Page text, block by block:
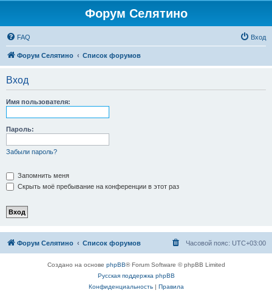
Форум Селятино
FAQ Вход
Форум Селятино Список форумов
Вход
Имя пользователя:
Пароль:
Забыли пароль?
Запомнить меня
Скрыть моё пребывание на конференции в этот раз
Форум Селятино Список форумов Часовой пояс: UTC+03:00
Создано на основе phpBB® Forum Software © phpBB Limited
Русская поддержка phpBB
Конфиденциальность| Правила